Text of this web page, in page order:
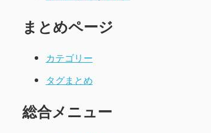
まとめページ
カテゴリー
タグまとめ
総合メニュー